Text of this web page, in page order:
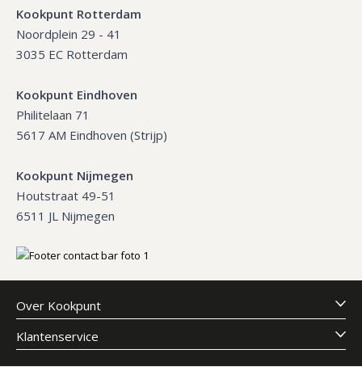
Kookpunt Rotterdam
Noordplein 29 - 41
3035 EC Rotterdam
Kookpunt Eindhoven
Philitelaan 71
5617 AM Eindhoven (Strijp)
Kookpunt Nijmegen
Houtstraat 49-51
6511 JL Nijmegen
Over Kookpunt
Klantenservice